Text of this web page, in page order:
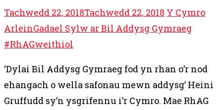
Tachwedd 22, 2018Tachwedd 22, 2018 Y Cymro
ArleinGadael Sylw ar Bil Addysg Gymraeg
#RhAGweithiol
‘Dylai Bil Addysg Gymraeg fod yn rhan o’r nod
ehangach o wella safonau mewn addysg’ Heini
Gruffudd sy’n ysgrifennu i’r Cymro. Mae RhAG